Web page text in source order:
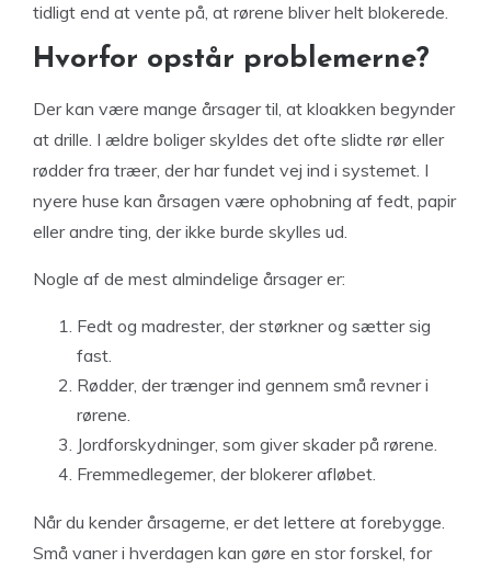
tidligt end at vente på, at rørene bliver helt blokerede.
Hvorfor opstår problemerne?
Der kan være mange årsager til, at kloakken begynder
at drille. I ældre boliger skyldes det ofte slidte rør eller
rødder fra træer, der har fundet vej ind i systemet. I
nyere huse kan årsagen være ophobning af fedt, papir
eller andre ting, der ikke burde skylles ud.
Nogle af de mest almindelige årsager er:
Fedt og madrester, der størkner og sætter sig
fast.
Rødder, der trænger ind gennem små revner i
rørene.
Jordforskydninger, som giver skader på rørene.
Fremmedlegemer, der blokerer afløbet.
Når du kender årsagerne, er det lettere at forebygge.
Små vaner i hverdagen kan gøre en stor forskel, for